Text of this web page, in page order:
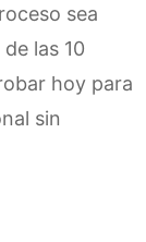
sea
las 10
hoy para
sin